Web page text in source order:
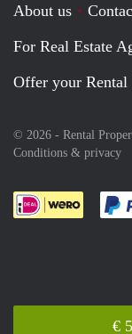
About us
For Real Estate
Offer your
© 2026 - Rental
Conditions & privacy